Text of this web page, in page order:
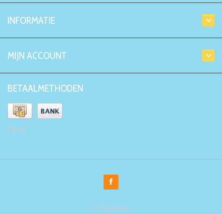
INFORMATIE
MIJN ACCOUNT
BETAALMETHODEN
Kiyoh
© Snoepman